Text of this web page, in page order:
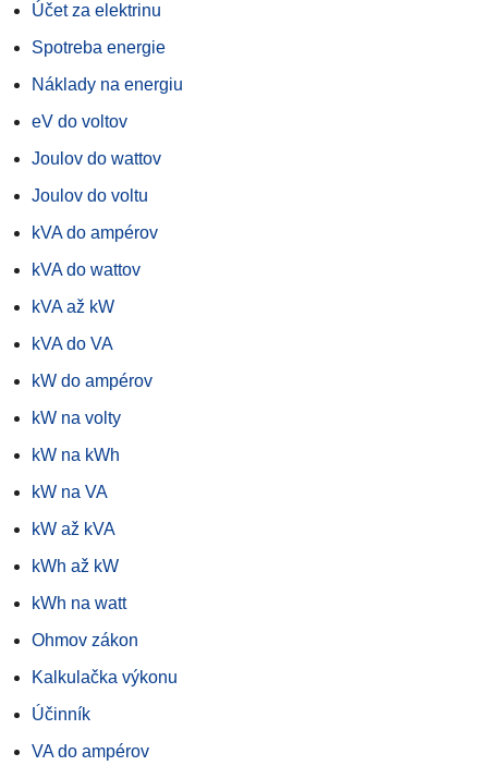
Účet za elektrinu
Spotreba energie
Náklady na energiu
eV do voltov
Joulov do wattov
Joulov do voltu
kVA do ampérov
kVA do wattov
kVA až kW
kVA do VA
kW do ampérov
kW na volty
kW na kWh
kW na VA
kW až kVA
kWh až kW
kWh na watt
Ohmov zákon
Kalkulačka výkonu
Účinník
VA do ampérov